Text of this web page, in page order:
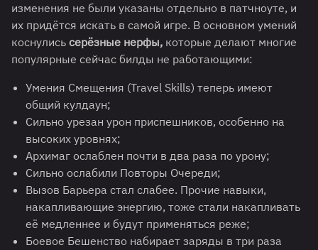
изменения не были указаны отдельно в патчноуте, и
их придётся искать в самой игре. В основном умений
коснулись серёзные нерфы, которые делают многие
популярные сейчас билды не работающими:
Умения Смещения (Travel Skills) теперь имеют
общий кулдаун;
Сильно урезан урон приспешников, особенно на
высоких уровнях;
Архимаг ослаблен почти в два раза по урону;
Сильно ослабили Повторы Очереди;
Вызов Барьера стал слабее. Прочие навыки,
накапливающие энергию, тоже стали накапливать
её медленнее и будут применяться реже;
Боевое Бешенство набирает заряды в три раза